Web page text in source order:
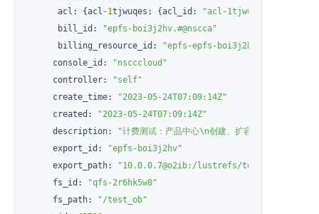
      acl
: {acl -1tjwuqes : {acl_id : "acl-1tjwuqes"
      bill_id
:
"epfs-boi3j2hv.#@nscca"
      billing_resource_id
:
"epfs-epfs-boi3j2hv.#@nscca"
     console_id
:
"nscccloud"
     controller
:
"self"
     create_time
:
"2023-05-24T07:09:14Z"
     created
:
"2023-05-24T07:09:14Z"
     description
:
"计费测试：产品中心\n创建、扩容成功，计费已
     export_id
:
"epfs-boi3j2hv"
     export_path
:
"10.0.0.7@o2ib:/lustrefs/testepfs/
     fs_id
:
"qfs-2r6hk5w8"
     fs_path
:
"/test_ob"